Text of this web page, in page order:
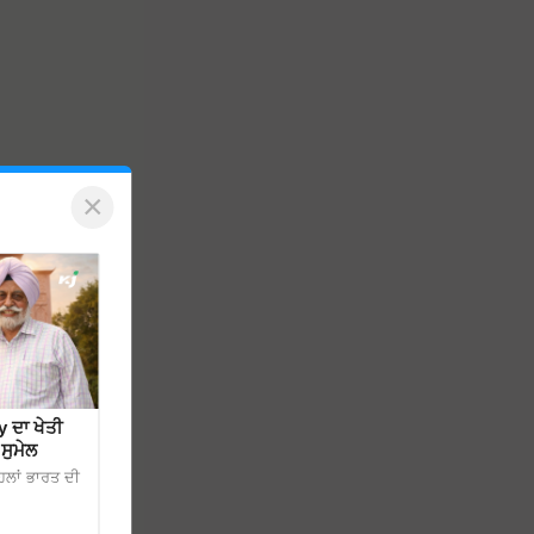
×
ਦਾ ਖੇਤੀ
ਸੁਮੇਲ
ਭਾਰਤ ਦੀ